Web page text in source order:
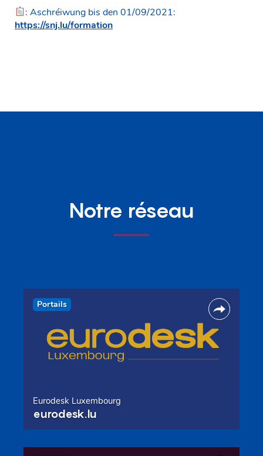
: Aschréiwung bis den 01/09/2021:
https://snj.lu/formation
Notre réseau
Portails
Eurodesk Luxembourg
eurodesk.lu